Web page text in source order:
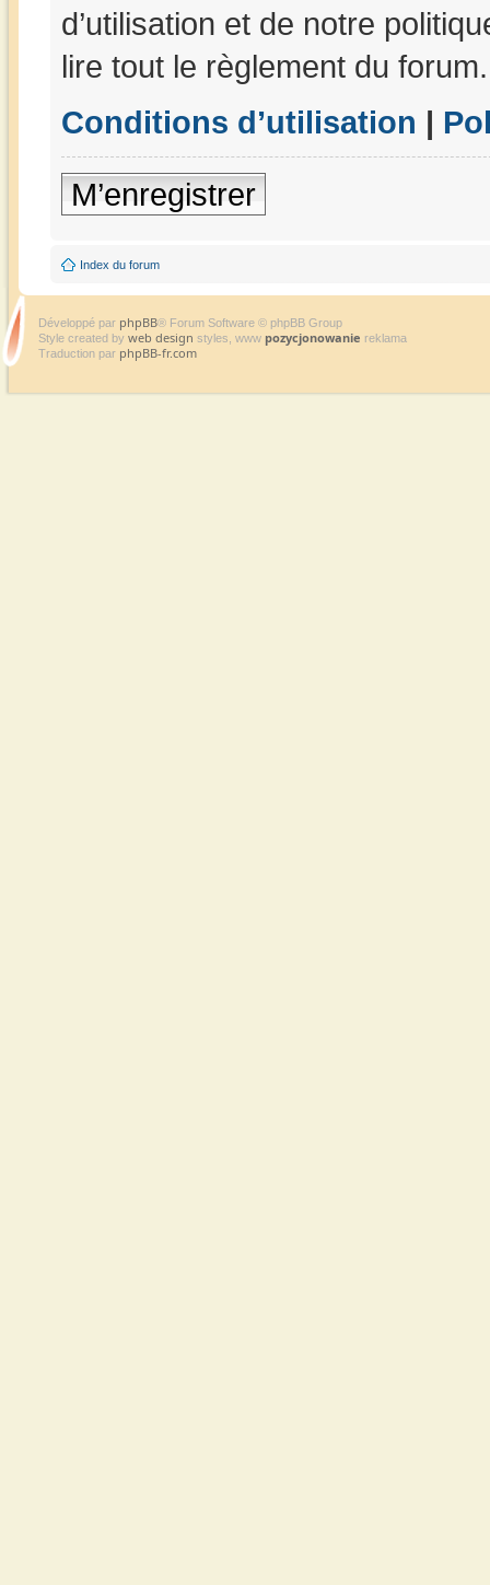
d’utilisation et de notre
lire tout le règlement du forum.
Conditions d’utilisation |
M’enregistrer
Index du forum
Développé par phpBB® Forum Software © phpBB Group
Style created by web design styles, www pozycjonowanie reklama
Traduction par phpBB-fr.com